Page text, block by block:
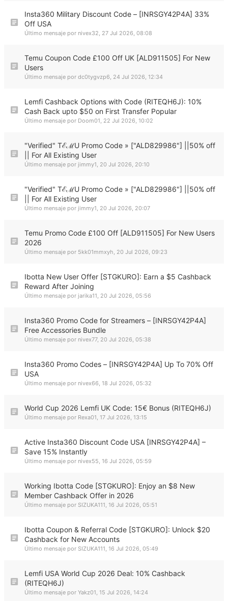
Insta360 Military Discount Code – [INRSGY42P4A] 33%
Off USA
Último mensaje por nivex32, 27 Jul 2026, 08:08
Temu Coupon Code £100 Off UK [ALD911505] For New
Users
Último mensaje por dc0tygvzp6, 24 Jul 2026, 12:34
Lemfi Cashback Options with Code (RITEQH6J): 10%
Cash Back upto $50 on First Transfer Popular
Último mensaje por Doom01, 22 Jul 2026, 10:02
"Verified" TℰℳU Promo Code » ["ALD829986"] ||50% off
|| For All Existing User
Último mensaje por jimmy1, 20 Jul 2026, 20:10
"Verified" TℰℳU Promo Code » ["ALD829986"] ||50% off
|| For All Existing User
Último mensaje por jimmy1, 20 Jul 2026, 20:07
Temu Promo Code £100 Off [ALD911505] For New Users
2026
Último mensaje por 5kk01mmxyh, 20 Jul 2026, 09:23
Ibotta New User Offer [STGKURO]: Earn a $5 Cashback
Reward After Joining
Último mensaje por jarika11, 20 Jul 2026, 05:56
Insta360 Promo Code for Streamers – [INRSGY42P4A]
Free Accessories Bundle
Último mensaje por nivex77, 20 Jul 2026, 05:38
Insta360 Promo Codes – [INRSGY42P4A] Up To 70% Off
USA
Último mensaje por nivex66, 18 Jul 2026, 05:32
World Cup 2026 Lemfi UK Code: 15€ Bonus (RITEQH6J)
Último mensaje por Rexa01, 17 Jul 2026, 13:15
Active Insta360 Discount Code USA [INRSGY42P4A] –
Save 15% Instantly
Último mensaje por nivex55, 16 Jul 2026, 05:59
Working Ibotta Code [STGKURO]: Enjoy an $8 New
Member Cashback Offer in 2026
Último mensaje por SIZUKA111, 16 Jul 2026, 05:51
Ibotta Coupon & Referral Code [STGKURO]: Unlock $20
Cashback for New Accounts
Último mensaje por SIZUKA111, 16 Jul 2026, 05:49
Lemfi USA World Cup 2026 Deal: 10% Cashback
(RITEQH6J)
Último mensaje por Yakz01, 15 Jul 2026, 14:24